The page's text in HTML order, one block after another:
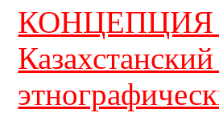
КОНЦЕПЦИЯ